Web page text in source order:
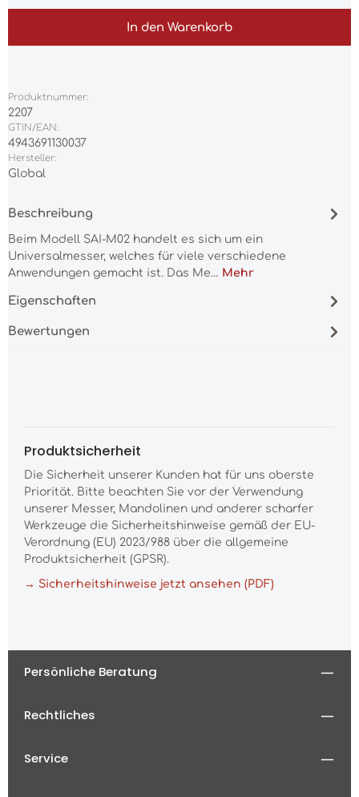
In den Warenkorb
Produktnummer:
2207
GTIN/EAN:
4943691130037
Hersteller:
Global
Beschreibung
Beim Modell SAI-M02 handelt es sich um ein
Universalmesser, welches für viele verschiedene
Anwendungen gemacht ist. Das Me… Mehr
Eigenschaften
Bewertungen
Produktsicherheit
Die Sicherheit unserer Kunden hat für uns oberste
Priorität. Bitte beachten Sie vor der Verwendung
unserer Messer, Mandolinen und anderer scharfer
Werkzeuge die Sicherheitshinweise gemäß der EU-
Verordnung (EU) 2023/988 über die allgemeine
Produktsicherheit (GPSR).
→ Sicherheitshinweise jetzt ansehen (PDF)
Persönliche Beratung
Rechtliches
Service